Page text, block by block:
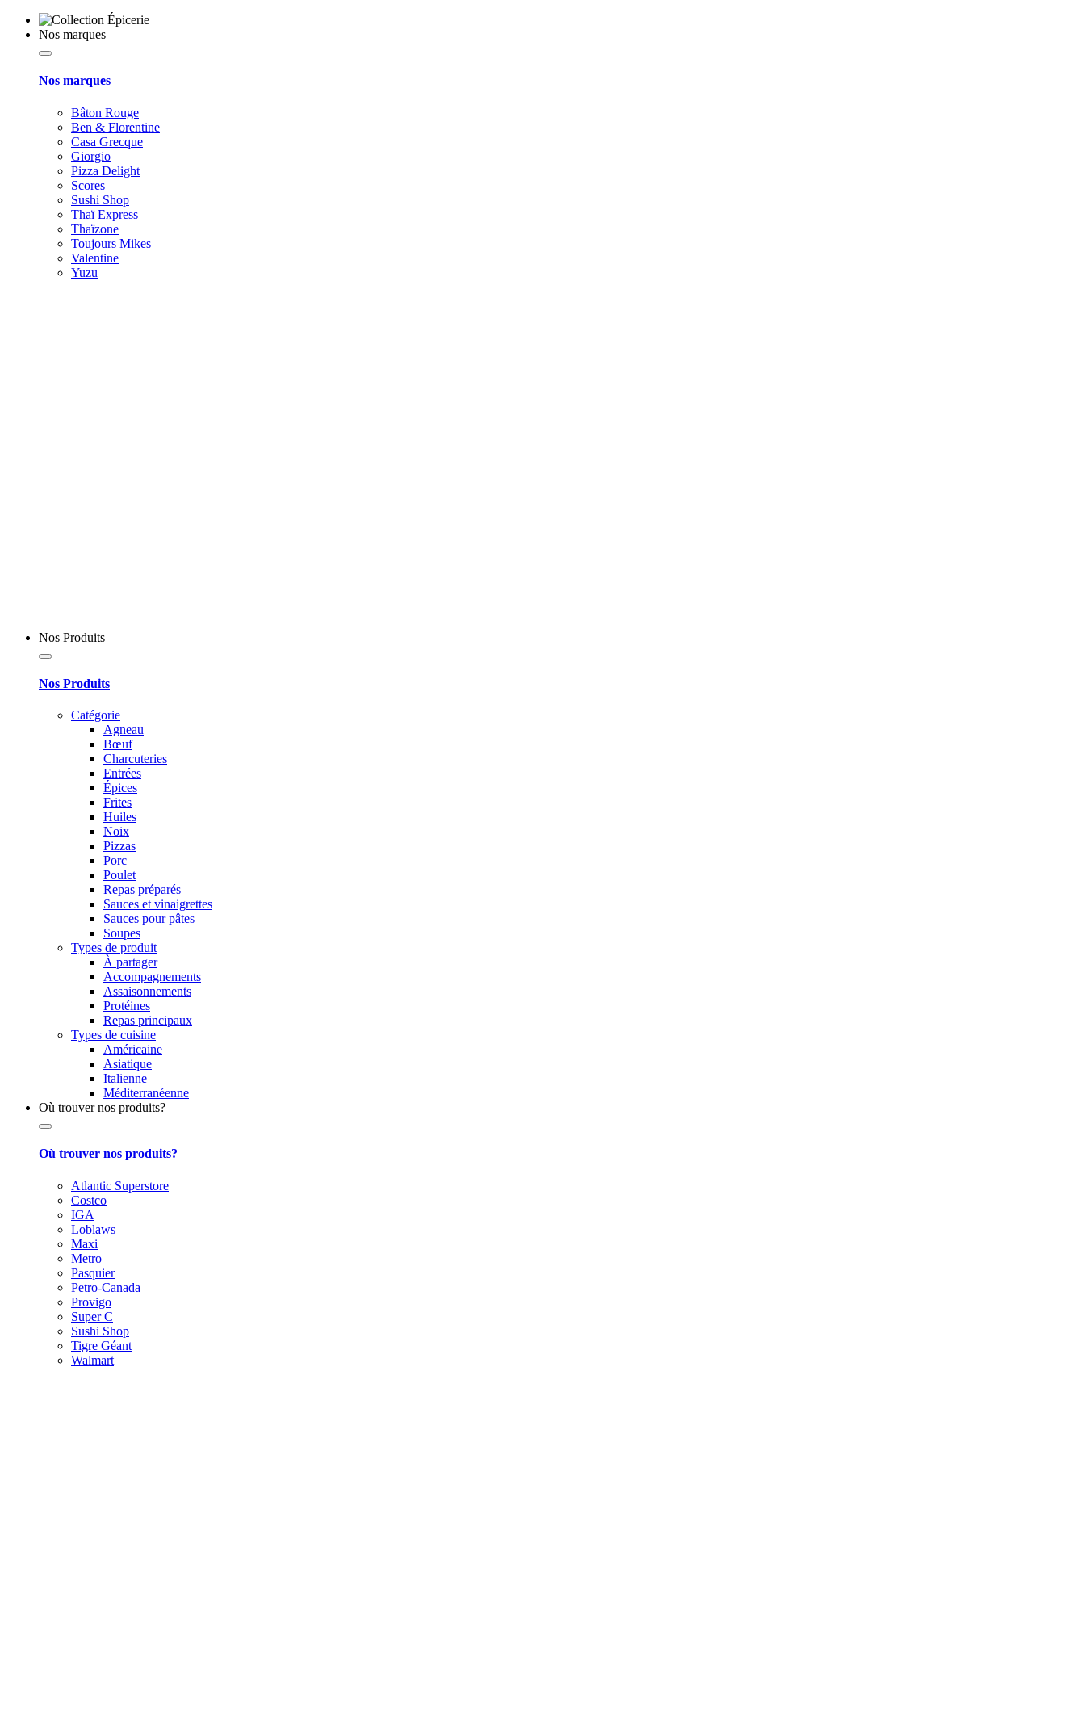
Nos marques
Nos marques
Bâton Rouge
Ben & Florentine
Casa Grecque
Giorgio
Pizza Delight
Scores
Sushi Shop
Thaï Express
Thaïzone
Toujours Mikes
Valentine
Yuzu
Nos Produits
Nos Produits
Catégorie
Agneau
Bœuf
Charcuteries
Entrées
Épices
Frites
Huiles
Noix
Pizzas
Porc
Poulet
Repas préparés
Sauces et vinaigrettes
Sauces pour pâtes
Soupes
Types de produit
À partager
Accompagnements
Assaisonnements
Protéines
Repas principaux
Types de cuisine
Américaine
Asiatique
Italienne
Méditerranéenne
Où trouver nos produits?
Où trouver nos produits?
Atlantic Superstore
Costco
IGA
Loblaws
Maxi
Metro
Pasquier
Petro-Canada
Provigo
Super C
Sushi Shop
Tigre Géant
Walmart